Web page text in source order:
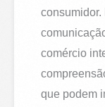
consumidor.
comércio
que podem